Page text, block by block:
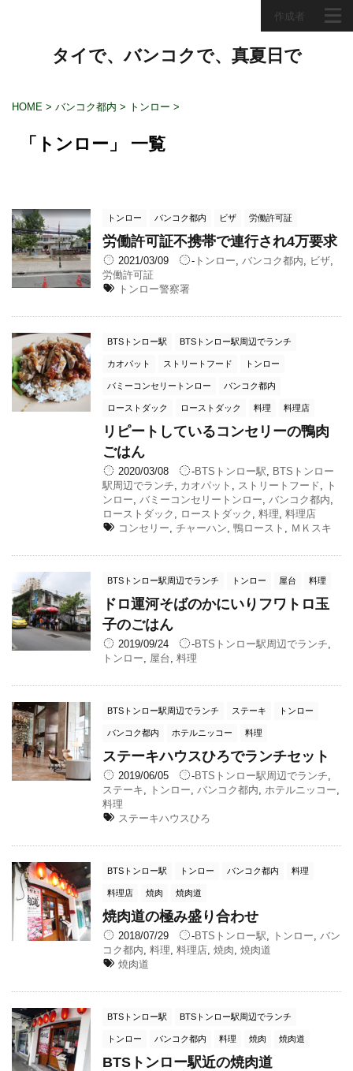
作成者
タイで、バンコクで、真夏日で
HOME > バンコク都内 > トンロー >
「トンロー」 一覧
トンロー バンコク都内 ビザ 労働許可証
労働許可証不携帯で連行され4万要求
2021/03/09 -トンロー バンコク都内 ビザ,
労働許可証
トンロー警察署
BTSトンロー駅 BTSトンロー駅周辺でランチ
カオパット ストリートフード トンロー
バミーコンセリートンロー バンコク都内
ローストダック ローストダック 料理 料理店
リピートしているコンセリーの鴨肉
ごはん
2020/03/08 -BTSトンロー駅
BTSトンロー
駅周辺でランチ
カオパット ストリートフード
ト
ンロー
バミーコンセリートンロー バンコク都内
ローストダック
ローストダック 料理 料理店
コンセリー ,チャーハン ,鴨ロースト ＭＫスキ
BTSトンロー駅周辺でランチ トンロー 屋台 料理
ドロ運河そばのかにいりフワトロ玉
子のごはん
2019/09/24 -BTSトンロー駅周辺でランチ
トンロー
屋台 料理
BTSトンロー駅周辺でランチ ステーキ トンロー
バンコク都内 ホテルニッコー 料理
ステーキハウスひろでランチセット
2019/06/05 -BTSトンロー駅周辺でランチ
ステーキ
トンロー バンコク都内 ホテルニッコー
料理
ステーキハウスひろ
BTSトンロー駅 トンロー バンコク都内 料理
料理店 焼肉 焼肉道
焼肉道の極み盛り合わせ
2018/07/29 -BTSトンロー駅 トンロー
バン
コク都内 料理 料理店 焼肉 焼肉道
焼肉道
BTSトンロー駅 BTSトンロー駅周辺でランチ
トンロー バンコク都内 料理 焼肉 焼肉道
BTSトンロー駅近の焼肉道